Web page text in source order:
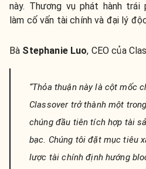
này. Thương vụ phát hành trái
làm cố vấn tài chính và đại lý
Bà Stephanie Luo, CEO của
“Thỏa thuận này là cột mốc
Classover trở thành một
chúng đầu tiên tích hợp tài
bạc. Chúng tôi đặt mục tiêu
lược tài chính định hướng